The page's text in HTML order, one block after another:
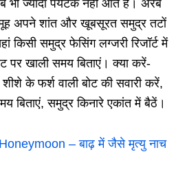
भी ज्यादा पर्यटक नहीं आते हैं। अरब
अपने शांत और खूबसूरत समुद्र तटों
किसी समुद्र फेसिंग लग्जरी रिजॉर्ट में
पर खाली समय बिताएं। क्या करें-
के फर्श वाली बोट की सवारी करें,
बिताएं, समुद्र किनारे एकांत में बैठें।
Honeymoon – बाढ़ में जैसे मृत्यु नाच